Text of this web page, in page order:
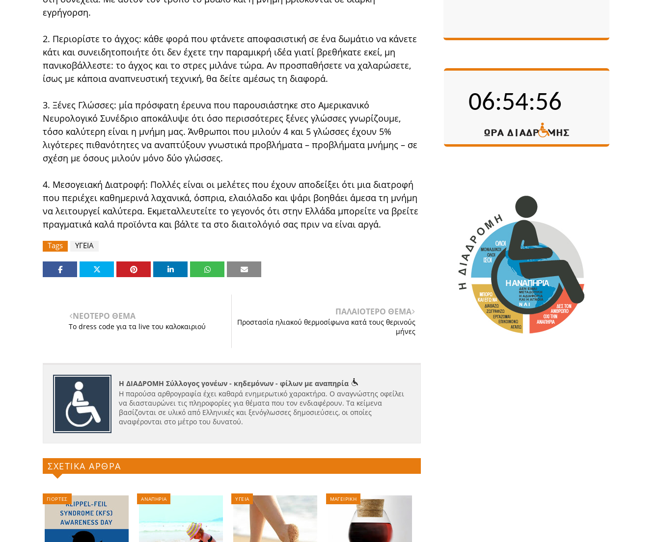
εγρήγορση.
2. Περιορίστε το άγχος: κάθε φορά που φτάνετε αποφασιστική σε ένα δωμάτιο να κάνετε
κάτι και συνειδητοποιήτε ότι δεν έχετε την παραμικρή ιδέα γιατί βρεθήκατε εκεί, μη
πανικοβάλλεστε: το άγχος και το στρες μιλάνε τώρα. Αν προσπαθήσετε να χαλαρώσετε,
ίσως με κάποια αναπνευστική τεχνική, θα δείτε αμέσως τη διαφορά.
3. Ξένες Γλώσσες: μία πρόσφατη έρευνα που παρουσιάστηκε στο Αμερικανικό
Νευρολογικό Συνέδριο αποκάλυψε ότι όσο περισσότερες ξένες γλώσσες γνωρίζουμε,
τόσο καλύτερη είναι η μνήμη μας. Άνθρωποι που μιλούν 4 και 5 γλώσσες έχουν 5%
λιγότερες πιθανότητες να αναπτύξουν γνωστικά προβλήματα – προβλήματα μνήμης – σε
σχέση με όσους μιλούν μόνο δύο γλώσσες.
4. Μεσογειακή Διατροφή: Πολλές είναι οι μελέτες που έχουν αποδείξει ότι μια διατροφή
που περιέχει καθημερινά λαχανικά, όσπρια, ελαιόλαδο και ψάρι βοηθάει άμεσα τη μνήμη
να λειτουργεί καλύτερα. Εκμεταλλευτείτε το γεγονός ότι στην Ελλάδα μπορείτε να βρείτε
πραγματικά καλά προϊόντα και βάλτε τα στο διαιτολόγιό σας πριν να είναι αργά.
Tags ΥΓΕΙΑ
ΝΕΟΤΕΡΟ ΘΕΜΑ
Το dress code για τα live του καλοκαιριού
ΠΑΛΑΙΟΤΕΡΟ ΘΕΜΑ
Προστασία ηλιακού θερμοσίφωνα κατά τους θερινούς
μήνες
Η ΔΙΑΔΡΟΜΗ Σύλλογος γονέων - κηδεμόνων - φίλων με αναπηρία
Η παρούσα αρθρογραφία έχει καθαρά ενημερωτικό χαρακτήρα. Ο αναγνώστης οφείλει
να διασταυρώνει τις πληροφορίες για θέματα που τον ενδιαφέρουν. Τα κείμενα
βασίζονται σε υλικό από Ελληνικές και ξενόγλωσσες δημοσιεύσεις, οι οποίες
αναφέρονται στο μέτρο του δυνατού.
ΣΧΕΤΙΚΑ ΑΡΘΡΑ
ΓΙΟΡΤΕΣ ΑΝΑΠΗΡΙΑ ΥΓΕΙΑ ΜΑΓΕΙΡΙΚΗ